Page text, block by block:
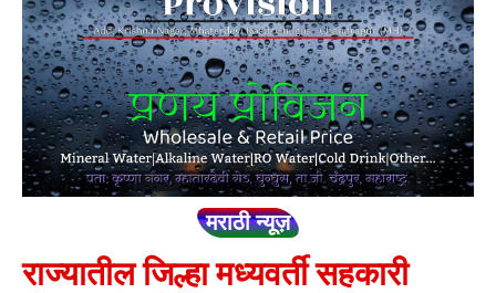
मराठी न्यूज़
राज्यातील जिल्हा मध्यवर्ती सहकारी